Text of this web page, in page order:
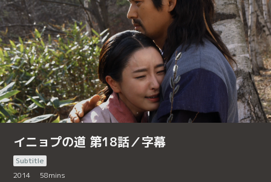
イニョプの道 第18話／字幕
Subtitle
2014
58mins